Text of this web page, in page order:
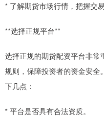
* 了解期货市场行情，把握交易
**选择正规平台**
选择正规的期货配资平台非常
规则，保障投资者的资金安
下几点：
* 平台是否具有合法资质。